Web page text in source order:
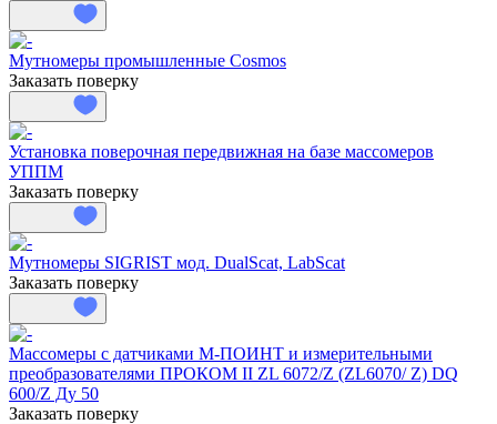
Мутномеры промышленные Cosmos
Заказать поверку
Установка поверочная передвижная на базе массомеров
УППМ
Заказать поверку
Мутномеры SIGRIST мод. DualScat, LabScat
Заказать поверку
Массомеры с датчиками М-ПОИНТ и измерительными
преобразователями ПРОКОМ II ZL 6072/Z (ZL6070/ Z) DQ
600/Z Ду 50
Заказать поверку